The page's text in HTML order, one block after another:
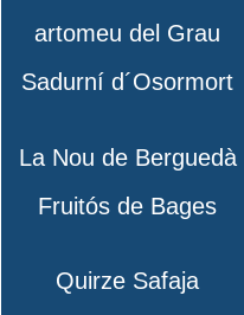
artomeu del Grau
Sadurní d´Osormort
La Nou de Berguedà
Fruitós de Bages
Quirze Safaja